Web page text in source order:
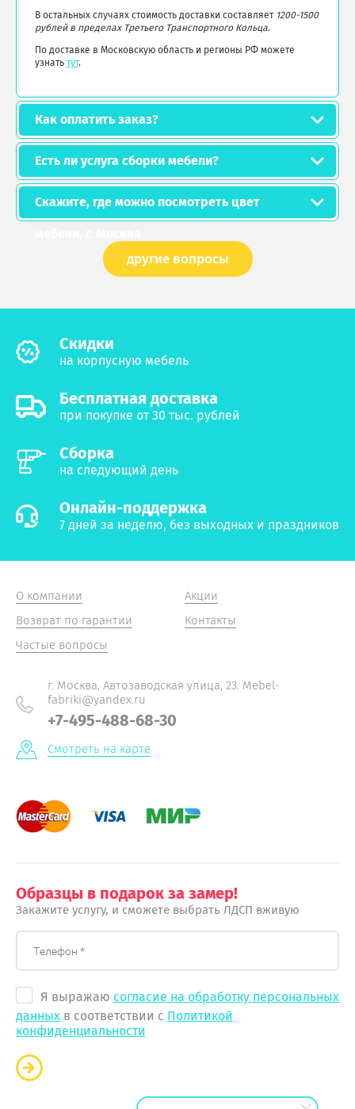
В остальных случаях стоимость доставки составляет 1200-1500
рублей в пределах Третьего Транспортного Кольца.
По доставке в Московскую область и регионы РФ можете
узнать тут.
Как оплатить заказ?
Есть ли услуга сборки мебели?
Скажите, где можно посмотреть цвет
другие вопросы
Cкидки
на корпусную мебель
Бесплатная доставка
при покупке от 30 тыс. рублей
Сборка
на следующий день
Онлайн-поддержка
7 дней за неделю, без выходных и праздников
О компании
Возврат по гарантии
Частые вопросы
Акции
Контакты
г. Москва, Автозаводская улица, 23. Mebel-
fabriki@yandex.ru
+7-495-488-68-30
Смотреть на карте
Образцы в подарок за замер!
Закажите услугу, и сможете выбрать ЛДСП вживую
Я выражаю согласие на обработку персональных
данных в соответствии с Политикой
конфиденциальности